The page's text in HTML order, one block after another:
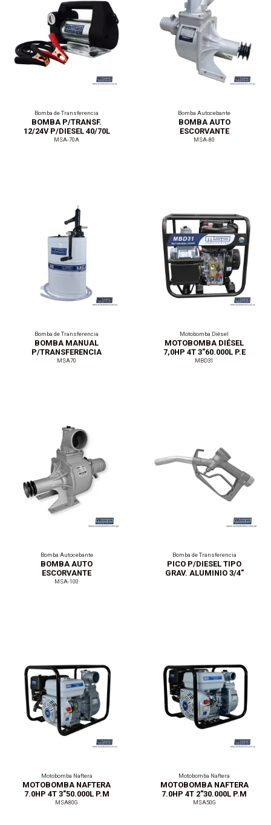
Bomba de Transferencia
BOMBA P/TRANSF.
12/24V P/DIESEL 40/70L
MSA-70A
Bomba Autocebante
BOMBA AUTO
ESCORVANTE
3"MANCAL. 40.000L
MSA-80
Bomba de Transferencia
BOMBA MANUAL
P/TRANSFERENCIA
ACEITE 18L
MSA70
Motobomba Diésel
MOTOBOMBA DIÉSEL
7,0HP 4T 3"60.000L P.E
MBD31
Bomba Autocebante
BOMBA AUTO
ESCORVANTE
4"MANCAL. 80.000L
MSA-100
Bomba de Transferencia
PICO P/DIESEL TIPO
GRAV. ALUMINIO 3/4"
Motobomba Naftera
MOTOBOMBA NAFTERA
7.0HP 4T 3"50.000L P.M
MSA80G
Motobomba Naftera
MOTOBOMBA NAFTERA
7.0HP 4T 2"30.000L P.M
MSA50G